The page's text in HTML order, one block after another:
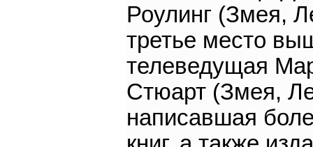
Роулинг (Змея,
третье место
телеведущая
Стюарт (Змея,
написавшая